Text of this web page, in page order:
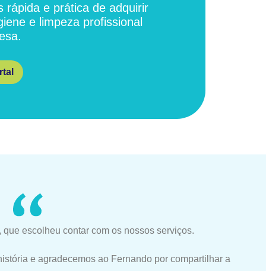
rápida e prática de adquirir
e limpeza profissional
escolheu contar com os nossos serviços.
e agradecemos ao Fernando por compartilhar a